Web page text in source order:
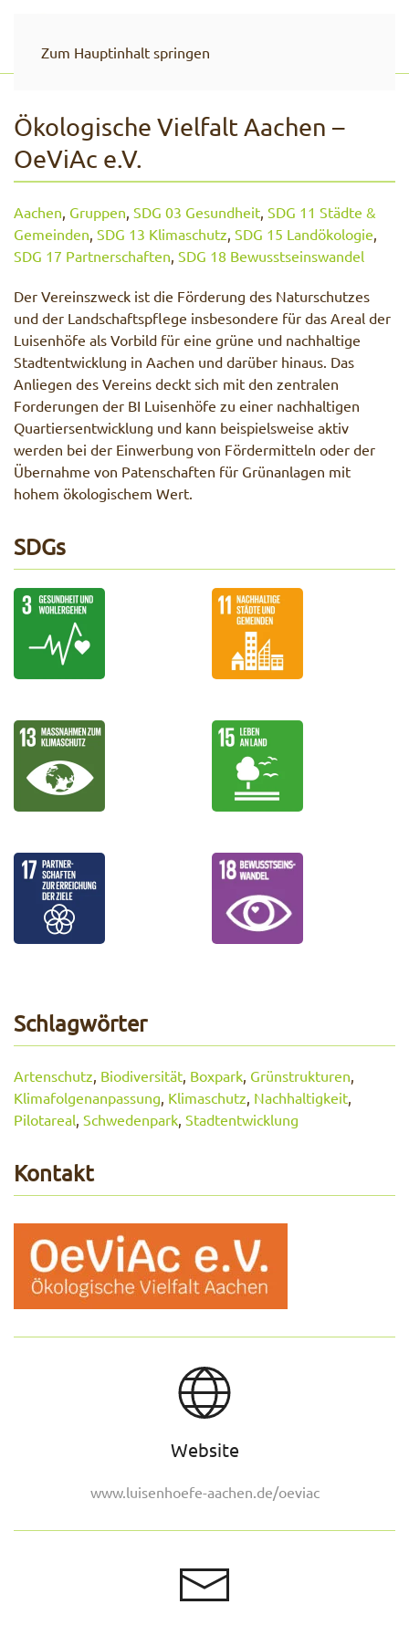
Zum Hauptinhalt springen
Ökologische Vielfalt Aachen –
OeViAc e.V.
Aachen, Gruppen, SDG 03 Gesundheit, SDG 11 Städte &
Gemeinden, SDG 13 Klimaschutz, SDG 15 Landökologie,
SDG 17 Partnerschaften, SDG 18 Bewusstseinswandel
Der Vereinszweck ist die Förderung des Naturschutzes
und der Landschaftspflege insbesondere für das Areal der
Luisenhöfe als Vorbild für eine grüne und nachhaltige
Stadtentwicklung in Aachen und darüber hinaus. Das
Anliegen des Vereins deckt sich mit den zentralen
Forderungen der BI Luisenhöfe zu einer nachhaltigen
Quartiersentwicklung und kann beispielsweise aktiv
werden bei der Einwerbung von Fördermitteln oder der
Übernahme von Patenschaften für Grünanlagen mit
hohem ökologischem Wert.
SDGs
Schlagwörter
Artenschutz Biodiversität Boxpark Grünstrukturen
Klimafolgenanpassung Klimaschutz Nachhaltigkeit
Pilotareal Schwedenpark Stadtentwicklung
Kontakt
Website
www.luisenhoefe-aachen.de/oeviac